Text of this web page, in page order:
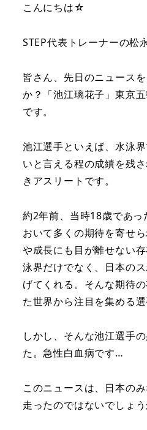
こんにちは☆
STEP代表トレーナーの松
皆さん、先日のニュース
か？「池江璃花子」東京
です。
池江選手といえば、水泳
いと言える程の成績を残
きアスリートです。
約2年前、当時18歳であ
おいて多くの期待を寄せ
や成長にも目が離せない
泳界だけでなく、日本の
げてくれる。そんな期待
た世界から注目を集める選
しかし、そんな池江選手
た。急性白血病です…
このニュースは、日本の
走ったのではないでしょ